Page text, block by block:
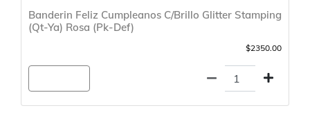
Banderin Feliz Cumpleanos C/Brillo Glitter Stamping
(Qt-Ya) Rosa (Pk-Def)
$2350.00